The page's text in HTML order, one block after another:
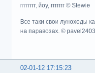
гггггггг, йоу, ггггггг © Stewie
Все таки свои луноходы
на паравозах. © pavel2403
02-01-12 17:15:23